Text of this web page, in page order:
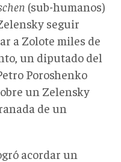
(sub-humanos)
seguir
a Zolote miles de
un diputado del
Poroshenko
un Zelensky
de un
acordar un